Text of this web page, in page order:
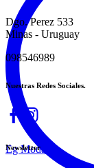
Eg Moda
Dgo. Perez 533
Minas - Uruguay
098546989
Nuestras Redes Sociales.
Newsletter